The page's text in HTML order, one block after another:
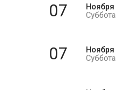
07
Ноября
Суббота
07
Ноября
Суббота